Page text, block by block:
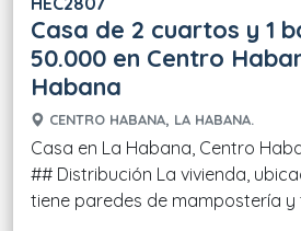
Casa de 2 cuartos y 1
50.000 en Centro
Habana
CENTRO HABANA, LA HABANA.
Casa en La Habana, Centro
## Distribución La vivienda,
tiene paredes de mampostería y